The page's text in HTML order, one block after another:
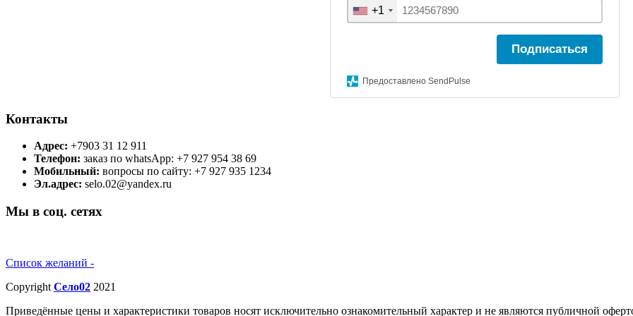
+1
Подписаться
Предоставлено SendPulse
Контакты
Адрес: +7903 31 12 911
Телефон: заказ по whatsApp: +7 927 954 38 69
Мобильный: вопросы по сайту: +7 927 935 1234
Эл.адрес: selo.02@yandex.ru
Мы в соц. сетях
Список желаний -
Copyright Село02 2021
Приведённые цены и характеристики товаров носят исключительно ознакомительный характер и не являются публичной